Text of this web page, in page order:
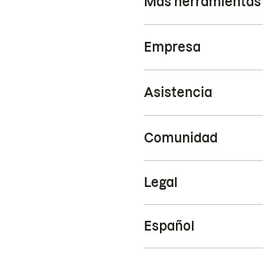
Empresa
Asistencia
Comunidad
Legal
Español